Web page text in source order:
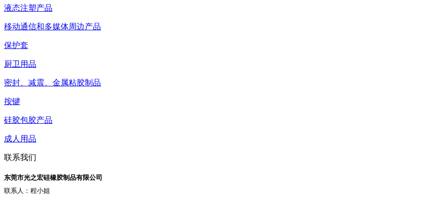
液态注塑产品
移动通信和多媒体周边产品
保护套
厨卫用品
密封、减震、金属粘胶制品
按键
硅胶包胶产品
成人用品
联系我们
东莞市光之宏硅橡胶制品有限公司
联系人：程小姐